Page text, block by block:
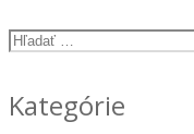
Hľadať:
Kategórie